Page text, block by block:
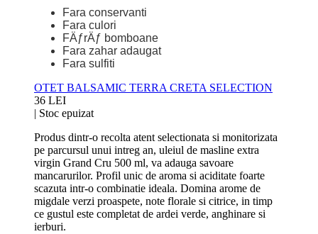
Fara conservanti
Fara culori
FÄƒrÄƒ bomboane
Fara zahar adaugat
Fara sulfiti
OTET BALSAMIC TERRA CRETA SELECTION
36 LEI
Stoc epuizat
Produs dintr-o recolta atent selectionata si monitorizata
pe parcursul unui intreg an, uleiul de masline extra
virgin Grand Cru 500 ml, va adauga savoare
mancarurilor. Profil unic de aroma si aciditate foarte
scazuta intr-o combinatie ideala. Domina arome de
migdale verzi proaspete, note florale si citrice, in timp
ce gustul este completat de ardei verde, anghinare si
ierburi.